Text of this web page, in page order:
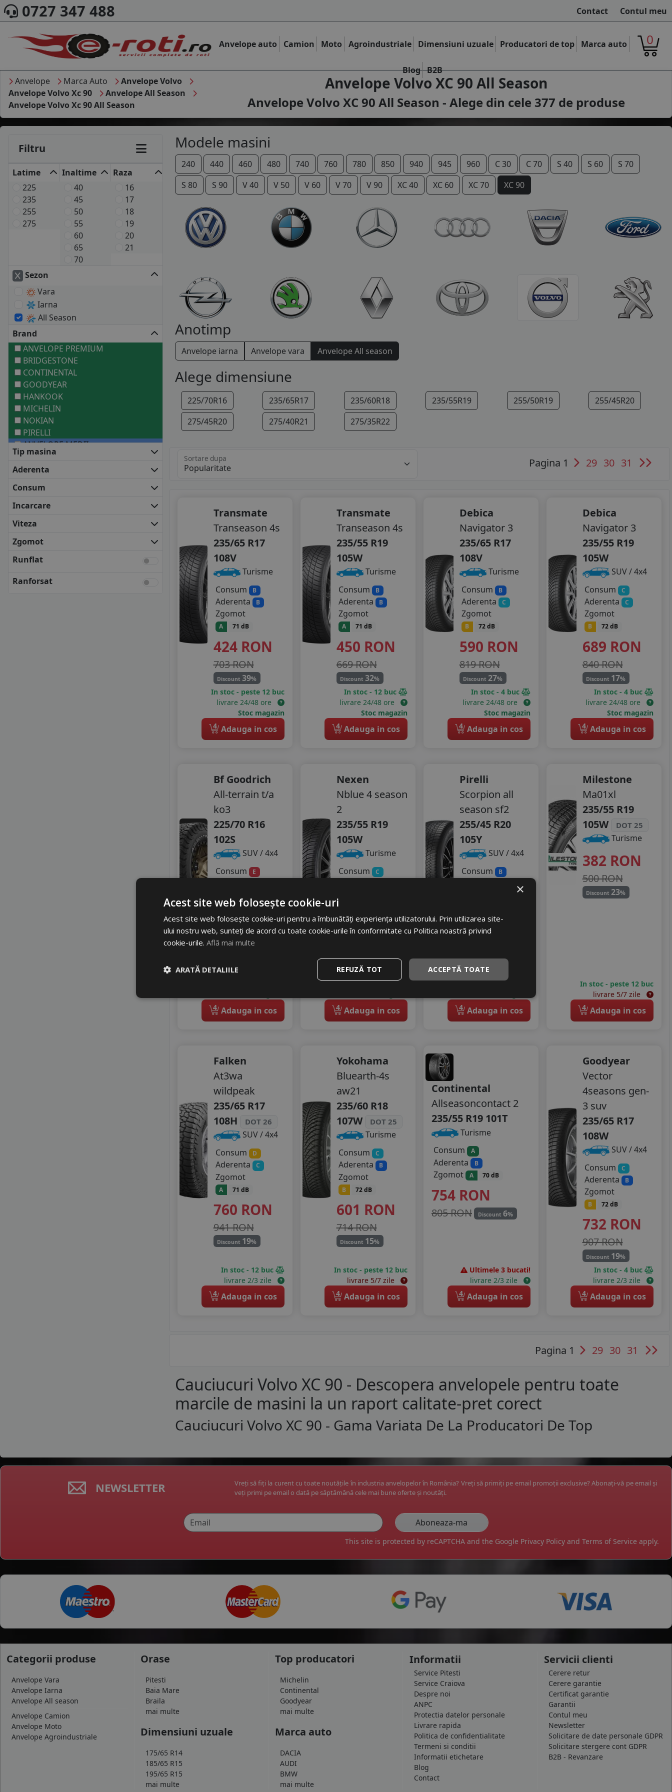
0727 347 488 Contact Contul meu
Anvelope auto Camion Moto Agroindustriale Dimensiuni uzuale Producatori de top Marca auto
Blog B2B
0
Anvelope Marca Auto
Anvelope Volvo
Anvelope Volvo Xc 90
Anvelope All Season
Anvelope Volvo Xc 90 All Season
Anvelope Volvo XC 90 All Season
Anvelope Volvo XC 90 All Season - Alege din cele 377 de produse
Filtru
Latime
225
235
255
275
Inaltime
40
45
50
55
60
65
70
Raza
16
17
18
19
20
21
Sezon
Vara
Iarna
All Season
Brand
ANVELOPE PREMIUM
BRIDGESTONE
CONTINENTAL
GOODYEAR
HANKOOK
MICHELIN
NOKIAN
PIRELLI
ANVELOPE MEDII
BARUM
BF GOODRICH
DEBICA
FALKEN
FULDA
KLEBER
NEXEN
SEMPERIT
Tip masina
Aderenta
Consum
Incarcare
Viteza
Zgomot
Runflat
Ranforsat
Modele masini
240 440 460 480 740 760 780 850 940 945 960 C 30 C 70 S 40 S 60
S 70
S 80
S 90 V 40 V 50 V 60 V 70 V 90 XC 40 XC 60 XC 70 XC 90
Anotimp
Anvelope iarna Anvelope vara Anvelope All season
Alege dimensiune
225/70R16 235/65R17 235/60R18 235/55R19 255/50R19
255/45R20
275/45R20
275/40R21 275/35R22
Sortare dupa Pagina 1 29 30 31
Transmate
Transeason 4s
235/65 R17
108V
Turisme
Consum
B
Aderenta B
Zgomot
A 71 dB
424 RON
703 RON
Discount39%
In stoc - peste 12 buc
livrare 24/48 ore
Stoc magazin
4 Adauga in cos
Transmate
Transeason 4s
235/55 R19
105W
Turisme
Consum
B
Aderenta B
Zgomot
A 71 dB
450 RON
669 RON
Discount32%
In stoc - 12 buc
livrare 24/48 ore
Stoc magazin
4 Adauga in cos
Debica
Navigator 3
235/65 R17
108V
Turisme
Consum
B
Aderenta C
Zgomot
B 72 dB
590 RON
819 RON
Discount 27%
In stoc - 4 buc
livrare 24/48 ore
Stoc magazin
4 Adauga in cos
Debica
Navigator 3
235/55 R19
105W
SUV / 4x4
Consum
C
Aderenta C
Zgomot
B 72 dB
689 RON
840 RON
Discount 17%
In stoc - 4 buc
livrare 24/48 ore
Stoc magazin
4 Adauga in cos
Bf Goodrich
All-terrain t/a
ko3
225/70 R16
102S
SUV / 4x4
Consum
E
B 74 dB
1009RON
1300 RON
Ultimele 2 bucati!
4 Adauga in cos
Nexen
Nblue 4 season
2
235/55 R19
105W
Turisme
Consum
C
662RON
Discount17%
Ultimele 2 bucati!
livrare 24/48 ore
4 Adauga in cos
Pirelli
Scorpion all
season sf2
255/45 R20
105Y
SUV / 4x4
Consum
B
1354RON
Discount17%
Ultima bucata!
livrare 24/48 ore
4 Adauga in cos
Milestone
Ma01xl
235/55 R19
105W
DOT 25
Turisme
382 RON
500 RON
Discount23%
In stoc - peste 12 buc
livrare 5/7 zile
4 Adauga in cos
Falken
At3wa
wildpeak
235/65 R17
108H
DOT 26
SUV / 4x4
Consum
D
Aderenta C
Zgomot
A 71 dB
760 RON
941 RON
Discount 19%
In stoc - 12 buc
livrare 2/3 zile
4 Adauga in cos
Yokohama
Bluearth-4s
aw21
235/60 R18
107W
DOT 25
Turisme
Consum
C
Aderenta B
Zgomot
B 72 dB
601 RON
714 RON
Discount 15%
In stoc - peste 12 buc
livrare 5/7 zile
4 Adauga in cos
Continental
Allseasoncontact 2
235/55 R19 101T
Turisme
Consum
A
Aderenta B
Zgomot A 70 dB
754 RON
805 RON Discount 6%
Ultimele 3 bucati!
livrare 2/3 zile
4 Adauga in cos
Goodyear
Vector
4seasons gen-
3 suv
235/65 R17
108W
SUV / 4x4
Consum
C
Aderenta B
Zgomot
B 72 dB
732 RON
907 RON
Discount 19%
In stoc - 4 buc
livrare 2/3 zile
4 Adauga in cos
Pagina 1 29 30 31
Cauciucuri Volvo XC 90 - Descopera anvelopele pentru toate
marcile de masini la un raport calitate-pret corect
Cauciucuri Volvo XC 90 - Gama Variata De La Producatori De Top
NEWSLETTER
Vreți să fiți la curent cu toate noutățile în industria anvelopelor în România? Vreți să primiți pe email promoții exclusive? Abonați-vă pe email și
veți primi pe email o dată pe săptămână cele mai bune oferte și noutăți.
This site is protected by reCAPTCHA and the Google Privacy Policy and Terms of Service apply.
Categorii produse
Anvelope Vara
Anvelope Iarna
Anvelope All season
Anvelope Camion
Anvelope Moto
Anvelope Agroindustriale
Orase
Pitesti
Baia Mare
Braila
mai multe
Dimensiuni uzuale
175/65 R14
185/65 R15
195/65 R15
mai multe
Top producatori
Michelin
Continental
Goodyear
mai multe
Marca auto
DACIA
AUDI
BMW
mai multe
Informatii
Service Pitesti
Service Craiova
Despre noi
ANPC
Protectia datelor personale
Livrare rapida
Politica de confidentialitate
Termeni si conditii
Informatii etichetare
Blog
Contact
Servicii clienti
Cerere retur
Cerere garantie
Certificat garantie
Garantii
Contul meu
Newsletter
Solicitare de date personale GDPR
Solicitare stergere cont GDPR
B2B - Revanzare
×
Acest site web folosește cookie-uri
Acest site web folosește cookie-uri pentru a îmbunătăți experiența utilizatorului. Prin utilizarea site-
ului nostru web, sunteți de acord cu toate cookie-urile în conformitate cu Politica noastră privind
cookie-urile. Află mai multe
ACCEPTĂ TOATE
REFUZĂ TOT
ARATĂ DETALIILE